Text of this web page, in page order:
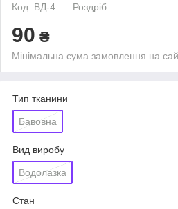
Код: ВД-4
Роздріб
90 ₴
Мінімальна сума замовлення на
Тип тканини
Бавовна
Вид виробу
Водолазка
Стан